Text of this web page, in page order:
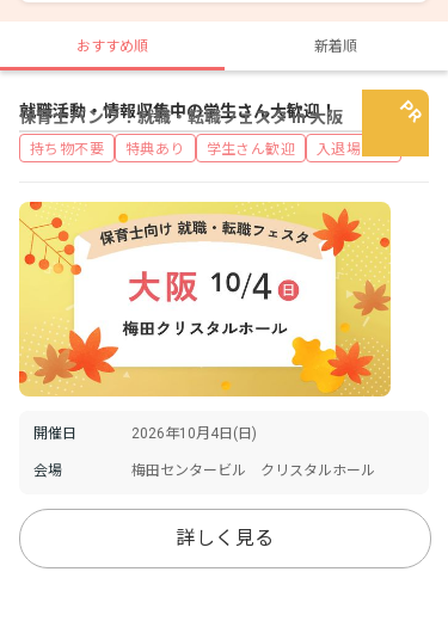
おすすめ順 新着順
保育士バンク！就職・転職フェスタ in 大阪
就職活動・情報収集中の学生さん大歓迎！
持ち物不要 特典あり 学生さん歓迎 入退場自由
開催日 2026年10月4日(日)
会場 梅田センタービル クリスタルホール
詳しく見る